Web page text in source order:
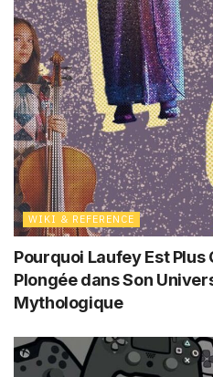
WIKI & REFERENCE
Pourquoi Laufey Est Plus
Plongée dans Son
Mythologique